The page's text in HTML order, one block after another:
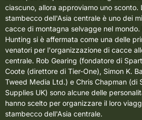
ciascuno, allora approviamo uno sconto.
stambecco dell'Asia centrale è uno dei
cacce di montagna selvagge nel
Hunting si è affermata come una delle
venatori per l'organizzazione di cacce
centrale. Rob Gearing (fondatore di
Coote (direttore di Tier-One), Simon K.
Tweed Media Ltd.) e Chris Chapman (di
Supplies UK) sono alcune delle
hanno scelto per organizzare il loro
stambecco dell'Asia centrale.